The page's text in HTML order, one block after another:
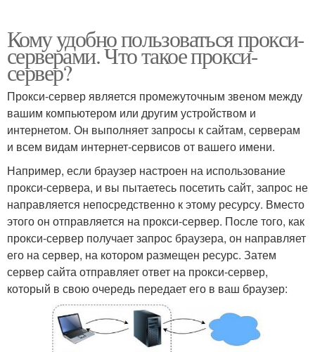
Кому удобно пользоваться прокси-
серверами. Что такое прокси-
сервер?
Прокси-сервер является промежуточным звеном между
вашим компьютером или другим устройством и
интернетом. Он выполняет запросы к сайтам, серверам
и всем видам интернет-сервисов от вашего имени.
Например, если браузер настроен на использование
прокси-сервера, и вы пытаетесь посетить сайт, запрос не
направляется непосредственно к этому ресурсу. Вместо
этого он отправляется на прокси-сервер. После того, как
прокси-сервер получает запрос браузера, он направляет
его на сервер, на котором размещен ресурс. Затем
сервер сайта отправляет ответ на прокси-сервер,
который в свою очередь передает его в ваш браузер: